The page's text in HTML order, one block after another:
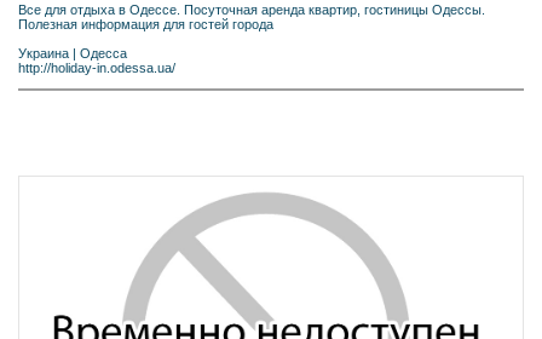
Все для отдыха в Одессе. Посуточная аренда квартир, гостиницы Одессы.
Полезная информация для гостей города
Украина | Одесса
http://holiday-in.odessa.ua/